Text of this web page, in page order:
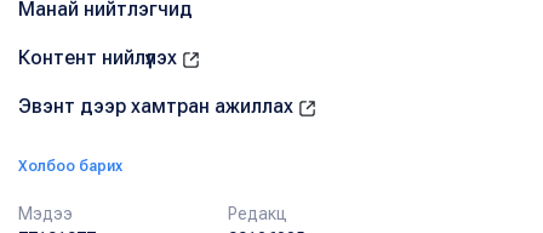
Манай нийтлэгчид
Контент нийлүүлэх
Эвэнт дээр хамтран ажиллах
Холбоо барих
Мэдээ
Редакц